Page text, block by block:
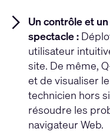
Un contrôle et
spectacle :
utilisateur
site. De même,
et de visualiser
technicien hors
résoudre les
navigateur Web.